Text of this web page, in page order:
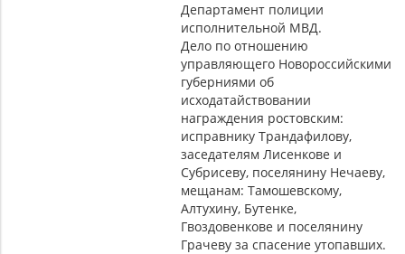
Департамент полиции
исполнительной МВД.
Дело по отношению
управляющего Новороссийскими
губерниями об
исходатайствовании
награждения ростовским:
исправнику Трандафилову,
заседателям Лисенкове и
Субрисеву, поселянину Нечаеву,
мещанам: Тамошевскому,
Алтухину, Бутенке,
Гвоздовенкове и поселянину
Грачеву за спасение утопавших.